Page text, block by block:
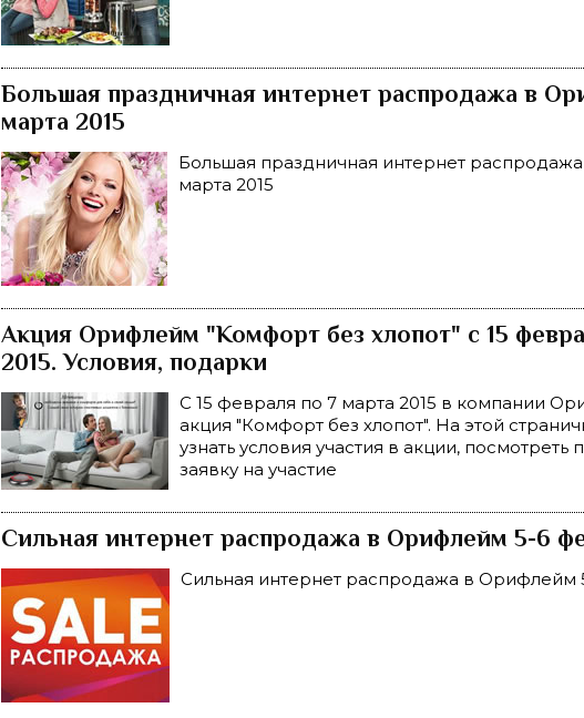
Большая праздничная интернет распродажа в
марта 2015
Большая праздничная интернет
марта 2015
Акция Орифлейм "Комфорт без хлопот" с 15
2015. Условия, подарки
С 15 февраля по 7 марта 2015 в компании
акция "Комфорт без хлопот". На этой
узнать условия участия в акции, посмотреть
заявку на участие
Сильная интернет распродажа в Орифлейм 5-6
Сильная интернет распродажа в Орифлейм